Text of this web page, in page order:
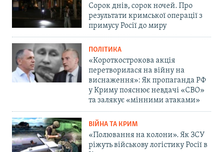
Сорок днів, сорок ночей. Про
результати кримської операції з
примусу Росії до миру
ПОЛІТИКА
«Короткострокова акція
перетворилася на війну на
виснаження»: Як пропаганда РФ
у Криму пояснює невдачі «СВО»
та залякує «мінними атаками»
ВІЙНА ТА КРИМ
«Полювання на колони». Як ЗСУ
ріжуть військову логістику Росії в